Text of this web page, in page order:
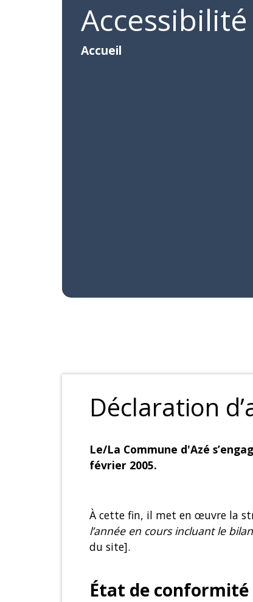
Accessibilité
Accueil
Déclaration
Le/La Commune d'Azé
février 2005.
À cette fin, il met en œuvre la
l’année en cours incluant le
du site].
État de conformité